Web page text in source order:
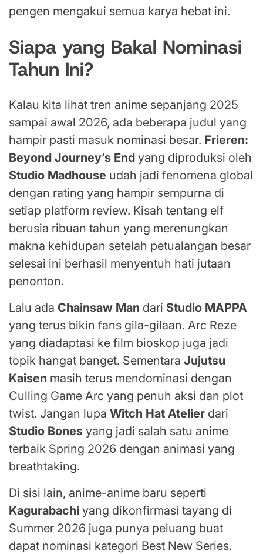
pengen mengakui semua karya hebat ini.
Siapa yang Bakal Nominasi
Tahun Ini?
Kalau kita lihat tren anime sepanjang 2025
sampai awal 2026, ada beberapa judul yang
hampir pasti masuk nominasi besar. Frieren:
Beyond Journey’s End yang diproduksi oleh
Studio Madhouse udah jadi fenomena global
dengan rating yang hampir sempurna di
setiap platform review. Kisah tentang elf
berusia ribuan tahun yang merenungkan
makna kehidupan setelah petualangan besar
selesai ini berhasil menyentuh hati jutaan
penonton.
Lalu ada Chainsaw Man dari Studio MAPPA
yang terus bikin fans gila-gilaan. Arc Reze
yang diadaptasi ke film bioskop juga jadi
topik hangat banget. Sementara Jujutsu
Kaisen masih terus mendominasi dengan
Culling Game Arc yang penuh aksi dan plot
twist. Jangan lupa Witch Hat Atelier dari
Studio Bones yang jadi salah satu anime
terbaik Spring 2026 dengan animasi yang
breathtaking.
Di sisi lain, anime-anime baru seperti
Kagurabachi yang dikonfirmasi tayang di
Summer 2026 juga punya peluang buat
dapat nominasi kategori Best New Series.